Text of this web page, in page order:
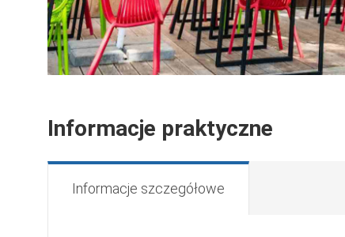
Informacje praktyczne
Informacje szczegółowe